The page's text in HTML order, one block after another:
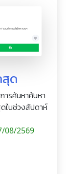
ด
รค้นหาค้นหา
ในช่วงสัปดาห์
08/2569